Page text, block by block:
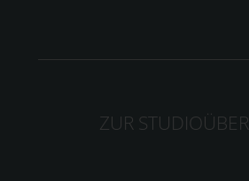
ZUR